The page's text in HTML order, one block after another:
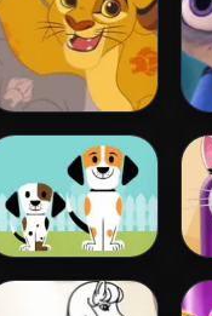
Protector of the
Pridelands
New Puppy